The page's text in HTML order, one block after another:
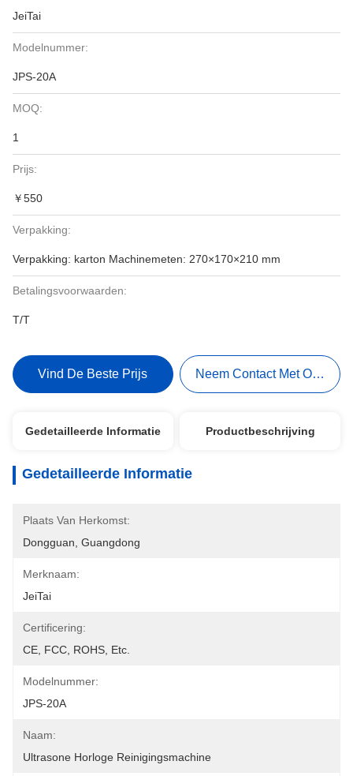
JeiTai
Modelnummer:
JPS-20A
MOQ:
1
Prijs:
￥550
Verpakking:
Verpakking: karton Machinemeten: 270×170×210 mm
Betalingsvoorwaarden:
T/T
Vind De Beste Prijs Neem Contact Met Ons Op
Gedetailleerde Informatie Productbeschrijving
Gedetailleerde Informatie
Plaats Van Herkomst:
Dongguan, Guangdong
Merknaam:
JeiTai
Certificering:
CE, FCC, ROHS, Etc.
Modelnummer:
JPS-20A
Naam:
Ultrasone Horloge Reinigingsmachine